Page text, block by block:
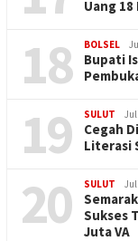
Uang
18 BOLSEL
Bupati
19 SULUT
Cegah
Literasi
20 SULUT
Sukses
Juta VA